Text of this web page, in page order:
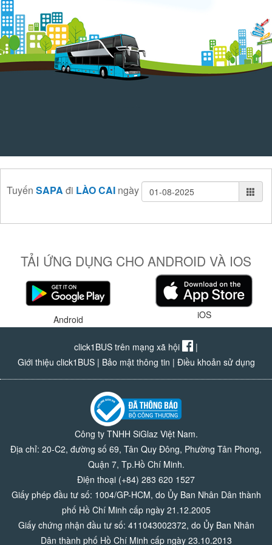
Tuyến SAPA đi LÀO CAI ngày
TẢI ỨNG DỤNG CHO ANDROID VÀ IOS
Android iOS
click1BUS trên mạng xã hội
|
Giới thiệu click1BUS| Bảo mật thông tin | Điều khoản sử dụng
Công ty TNHH SiGlaz Việt Nam.
Địa chỉ: 20-C2, đường số 69, Tân Quy Đông, Phường Tân Phong,
Quận 7, Tp.Hồ Chí Minh.
Điện thoại (+84) 283 620 1527
Giấy phép đầu tư số: 1004/GP-HCM, do Ủy Ban Nhân Dân thành
phố Hồ Chí Minh cấp ngày 21.12.2005
Giấy chứng nhận đầu tư số: 411043002372, do Ủy Ban Nhân
Dân thành phố Hồ Chí Minh cấp ngày 23.10.2013